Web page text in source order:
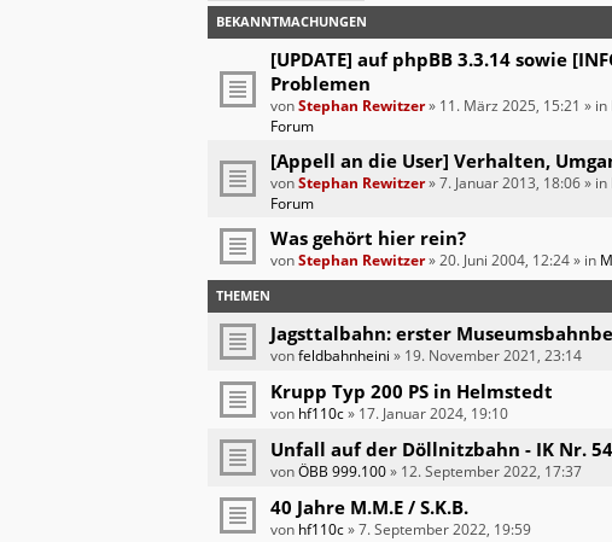
BEKANNTMACHUNGEN
[UPDATE] auf phpBB 3.3.14 sowie
Problemen
vonStephan Rewitzer» 11. März 2025, 15:21 » in
Forum
[Appell an die User] Verhalten,
vonStephan Rewitzer»7. Januar 2013, 18:06» in
Forum
Was gehört hier rein?
vonStephan Rewitzer»20. Juni 2004, 12:24» in
THEMEN
Jagsttalbahn: erster
vonfeldbahnheini » 19. November 2021, 23:14
Krupp Typ 200 PS in Helmstedt
von hf110c» 17. Januar 2024, 19:10
Unfall auf der Döllnitzbahn - IK Nr.
vonÖBB 999.100» 12. September 2022, 17:37
40 Jahre M.M.E / S.K.B.
von hf110c»7. September 2022, 19:59